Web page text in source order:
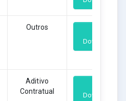
Outros
Download
Aditivo
Contratual
Download